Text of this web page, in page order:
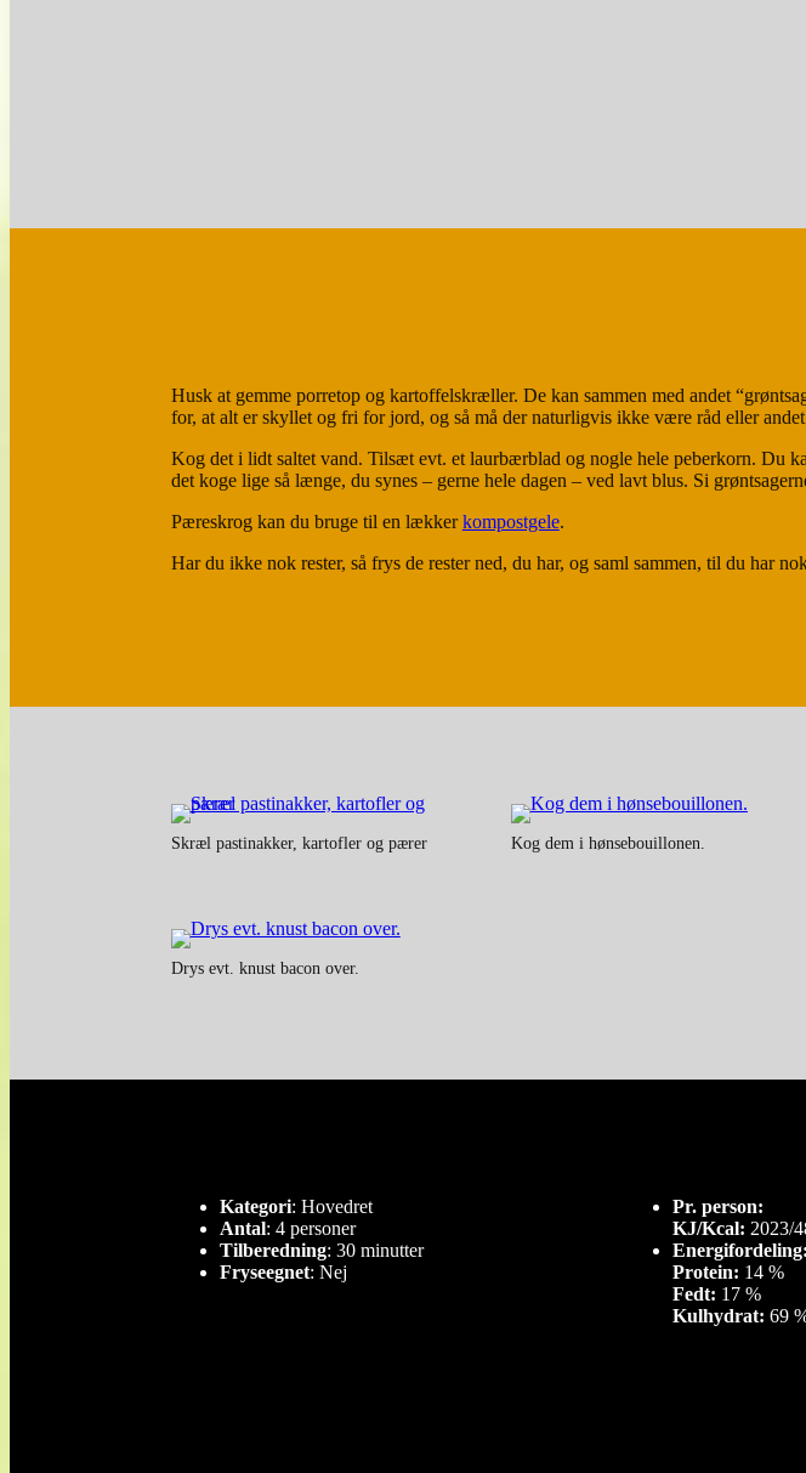
Husk at gemme porretop og kartoffelskræller. De kan sammen med andet
for, at alt er skyllet og fri for jord, og så må der naturligvis ikke være råd eller andet
Kog det i lidt saltet vand. Tilsæt evt. et laurbærblad og nogle hele peberkorn. Du
det koge lige så længe, du synes – gerne hele dagen – ved lavt blus. Si
Pæreskrog kan du bruge til en lækkerkompostgele.
Har du ikke nok rester, så frys de rester ned, du har, og saml sammen, til du har
Skræl pastinakker, kartofler og pærer Kog dem i hønsebouillonen.
Drys evt. knust bacon over.
Kategori: Hovedret
Antal: 4 personer
Tilberedning: 30 minutter
Fryseegnet: Nej
Pr. person:
KJ/Kcal: 2023/
Energifordeling:
Protein: 14 %
Fedt: 17 %
Kulhydrat: 69